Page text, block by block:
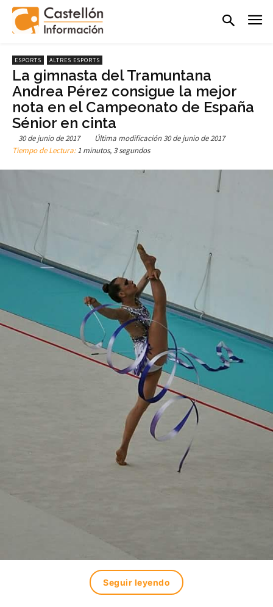
ESPORTS ALTRES ESPORTS
La gimnasta del Tramuntana
Andrea Pérez consigue la mejor
nota en el Campeonato de España
Sénior en cinta
30 de junio de 2017 Última modificación 30 de junio de 2017
Tiempo de Lectura:1 minutos, 3 segundos
Seguir leyendo